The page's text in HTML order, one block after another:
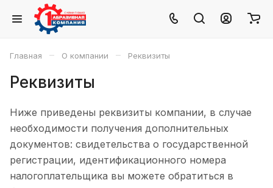
Главная – О компании – Реквизиты
Реквизиты
Ниже приведены реквизиты компании, в случае
необходимости получения дополнительных
документов: свидетельства о государственной
регистрации, идентификационного номера
налогоплательщика вы можете обратиться в